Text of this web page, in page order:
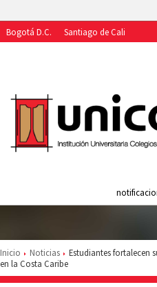
Bogotá D.C.
Santiago de Cali
Inicio Noticias
Estudiantes fortalecen
en la Costa Caribe